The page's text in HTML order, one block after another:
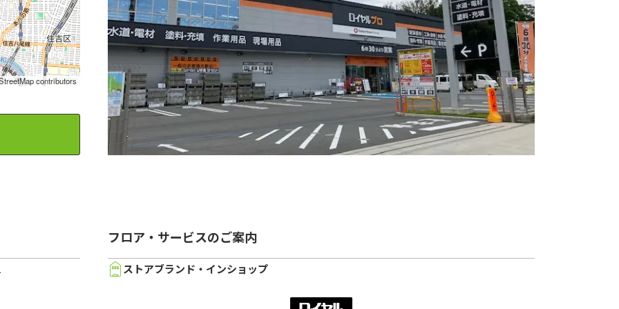
contributors
フロア・サービスのご案内
ストアブランド・インショップ